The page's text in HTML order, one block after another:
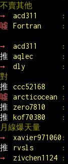
不賣其他
→
acd311
:
噓
Fortran :
→ acd311
:
推
aqlec
:
→
dly
:
對
推
ccc52168
:
噓
arcticocean
:
推
zero7810
:
推
kof70380
:
月線爆天量
→
xavier971060 :
推
rvsls
:
→
zivchen1124 :